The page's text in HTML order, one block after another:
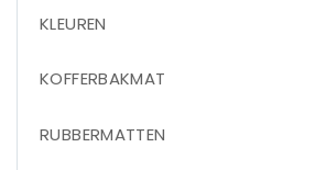
KLEUREN
KOFFERBAKMAT
RUBBERMATTEN